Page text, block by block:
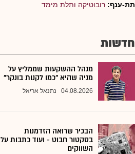
תת-ענף: רובוטיקה ותלת מימד
חדשות
מנהל ההשקעות שממליץ על
מניה שהיא "כמו לקנות בונקר"
04.08.2026 נתנאל אריאל
הבכיר שרואה הזדמנות
בסקטור חבוט - ועוד כתבות על
השווקים